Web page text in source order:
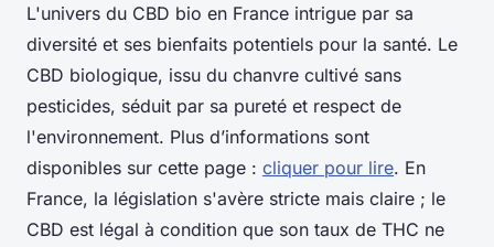
L'univers du CBD bio en France intrigue par sa
diversité et ses bienfaits potentiels pour la santé. Le
CBD biologique, issu du chanvre cultivé sans
pesticides, séduit par sa pureté et respect de
l'environnement. Plus d’informations sont
disponibles sur cette page : cliquer pour lire. En
France, la législation s'avère stricte mais claire ; le
CBD est légal à condition que son taux de THC ne